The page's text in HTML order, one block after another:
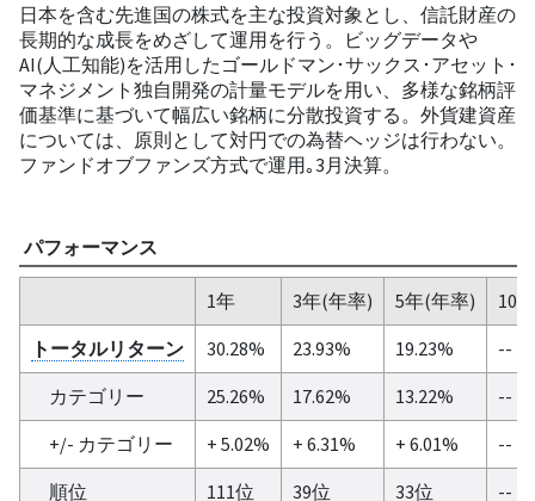
日本を含む先進国の株式を主な投資対象とし、信託財産の
長期的な成長をめざして運用を行う。ビッグデータや
AI(人工知能)を活用したゴールドマン･サックス･アセット･
マネジメント独自開発の計量モデルを用い、多様な銘柄評
価基準に基づいて幅広い銘柄に分散投資する。外貨建資産
については、原則として対円での為替ヘッジは行わない。
ファンドオブファンズ方式で運用｡3月決算。
パフォーマンス
1年 3年(年率) 5年(年率)
10
トータルリターン
30.28% 23.93% 19.23%
--
カテゴリー
25.26% 17.62% 13.22%
--
+/- カテゴリー
+ 5.02% + 6.31% + 6.01%
--
順位
111位 39位 33位
--